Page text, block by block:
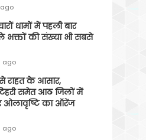
ago
धामों में पहली बार
भक्तों की संख्या भी सबसे
ago
राहत के आसार,
समेत आठ जिलों में
ओलावृष्टि का ऑरेंज
ago